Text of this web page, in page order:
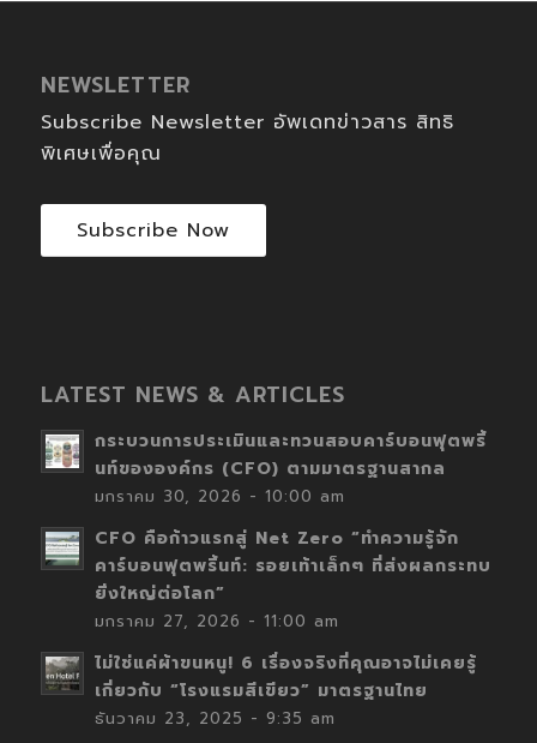
NEWSLETTER
Subscribe Newsletter อัพเดทข่าวสาร สิทธิ
พิเศษเพื่อคุณ
Subscribe Now
LATEST NEWS & ARTICLES
กระบวนการประเมินและทวนสอบคาร์บอนฟุตพริ้
นท์ขององค์กร (CFO) ตามมาตรฐานสากล
มกราคม 30, 2026 - 10:00 am
CFO คือก้าวแรกสู่ Net Zero “ทำความรู้จัก
คาร์บอนฟุตพริ้นท์: รอยเท้าเล็กๆ ที่ส่งผลกระทบ
ยิ่งใหญ่ต่อโลก”
มกราคม 27, 2026 - 11:00 am
ไม่ใช่แค่ผ้าขนหนู! 6 เรื่องจริงที่คุณอาจไม่เคยรู้
เกี่ยวกับ “โรงแรมสีเขียว” มาตรฐานไทย
ธันวาคม 23, 2025 - 9:35 am